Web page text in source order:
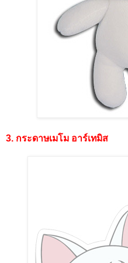
3. กระดาษเมโม อาร์เทมิส